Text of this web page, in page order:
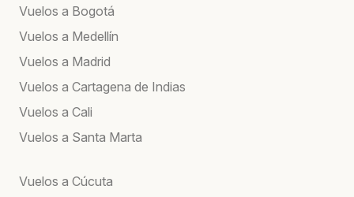
Vuelos a Bogotá
Vuelos a Medellín
Vuelos a Madrid
Vuelos a Cartagena de Indias
Vuelos a Cali
Vuelos a Santa Marta
Vuelos a Cúcuta